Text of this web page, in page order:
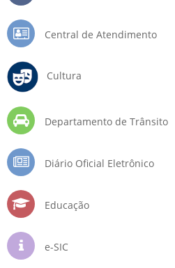
Central de Atendimento
Cultura
Departamento de Trânsito
Diário Oficial Eletrônico
Educação
e-SIC